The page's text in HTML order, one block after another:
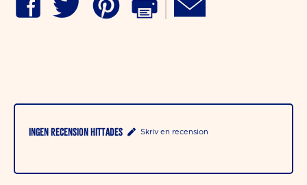
Ingen recension hittades Skriv en recension